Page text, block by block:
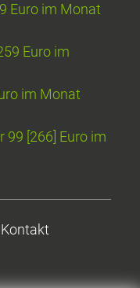
Euro im Monat
Euro im
im Monat
99 [266] Euro im
Kontakt